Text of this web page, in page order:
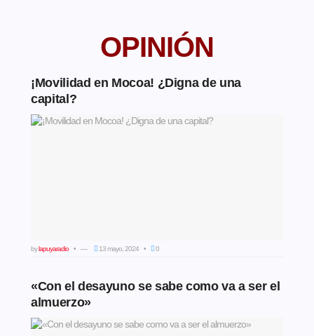
OPINIÓN
¡Movilidad en Mocoa! ¿Digna de una
capital?
bylapuyaradio 13 mayo, 2024 0
«Con el desayuno se sabe como va a ser el
almuerzo»